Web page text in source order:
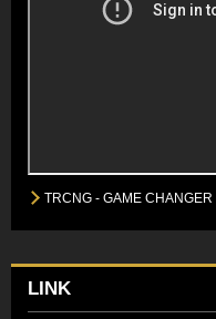
TRCNG - GAME
LINK